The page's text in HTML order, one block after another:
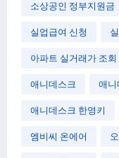
소상공인 정부지원금
실업급여 신청
아파트 실거래가 조회
애니데스크 애니
애니데스크 한영키
엠비씨 온에어